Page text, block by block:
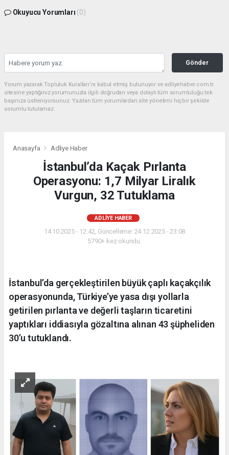
Okuyucu Yorumları (0)
Gönder
Yorum yazarak Topluluk Kuralları’nı kabul etmiş bulunuyor ve adliyehaber.com.tr
sitesine yaptığınız yorumunuzla ilgili doğrudan veya dolaylı tüm sorumluluğu tek
başınıza üstleniyorsunuz. Yazılan tüm yorumlardan site yönetimi hiçbir şekilde
sorumlu tutulamaz.
Anasayfa Adliye Haber
İstanbul’da Kaçak Pırlanta
Operasyonu: 1,7 Milyar Liralık
Vurgun, 32 Tutuklama
ADLIYE HABER
14.10.2025 - 12:42, Güncelleme: 24.12.2025 - 23:08
5790+ kez okundu.
İstanbul’da gerçekleştirilen büyük çaplı kaçakçılık
operasyonunda, Türkiye’ye yasa dışı yollarla
getirilen pırlanta ve değerli taşların ticaretini
yaptıkları iddiasıyla gözaltına alınan 43 şüpheliden
30’u tutuklandı.